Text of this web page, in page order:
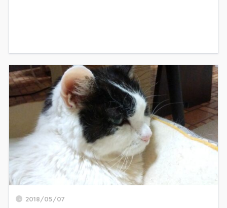
2018/05/07